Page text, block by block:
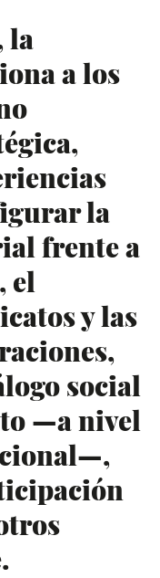
la
a los
la
frente a
el
y las
social
—a nivel